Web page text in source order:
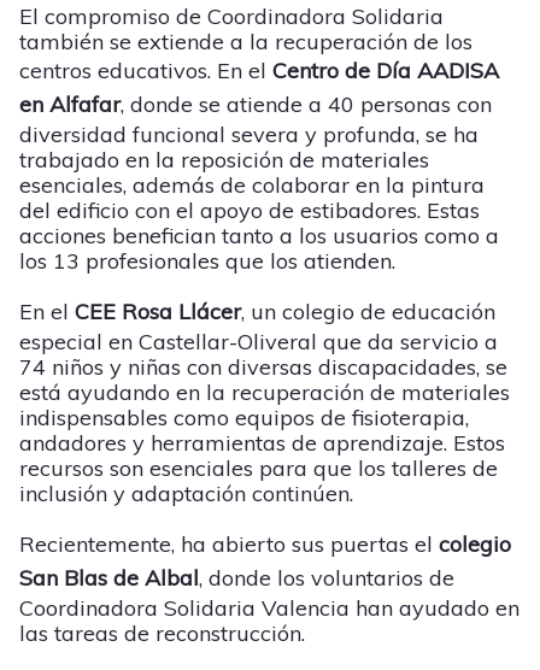
El compromiso de Coordinadora Solidaria
también se extiende a la recuperación de los
centros educativos. En el Centro de Día AADISA
en Alfafar, donde se atiende a 40 personas con
diversidad funcional severa y profunda, se ha
trabajado en la reposición de materiales
esenciales, además de colaborar en la pintura
del edificio con el apoyo de estibadores. Estas
acciones benefician tanto a los usuarios como a
los 13 profesionales que los atienden.
En el CEE Rosa Llácer, un colegio de educación
especial en Castellar-Oliveral que da servicio a
74 niños y niñas con diversas discapacidades, se
está ayudando en la recuperación de materiales
indispensables como equipos de fisioterapia,
andadores y herramientas de aprendizaje. Estos
recursos son esenciales para que los talleres de
inclusión y adaptación continúen.
Recientemente, ha abierto sus puertas el colegio
San Blas de Albal, donde los voluntarios de
Coordinadora Solidaria Valencia han ayudado en
las tareas de reconstrucción.